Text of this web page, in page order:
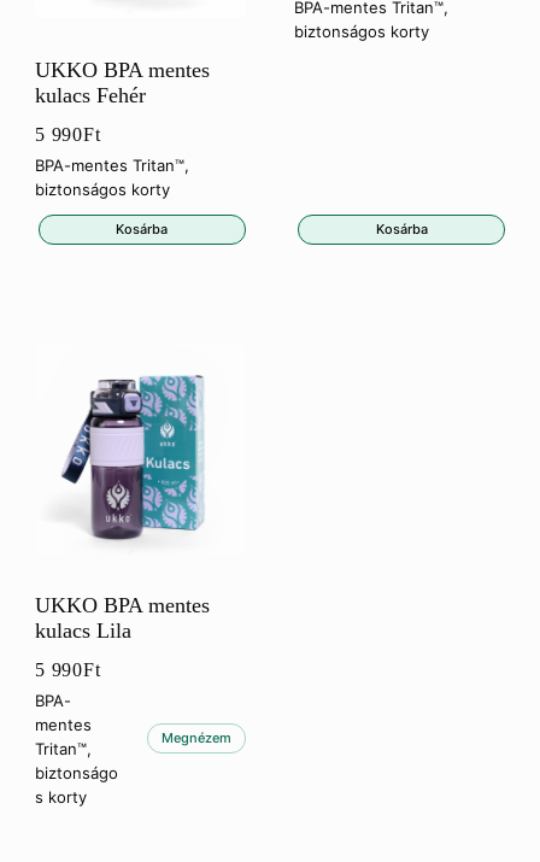
UKKO BPA mentes
kulacs Fehér
5 990Ft
BPA-mentes Tritan™,
biztonságos korty
Kosárba
BPA-mentes Tritan™,
biztonságos korty
Kosárba
UKKO BPA mentes
kulacs Lila
5 990Ft
BPA-
mentes
Tritan™,
biztonságo
s korty
Megnézem